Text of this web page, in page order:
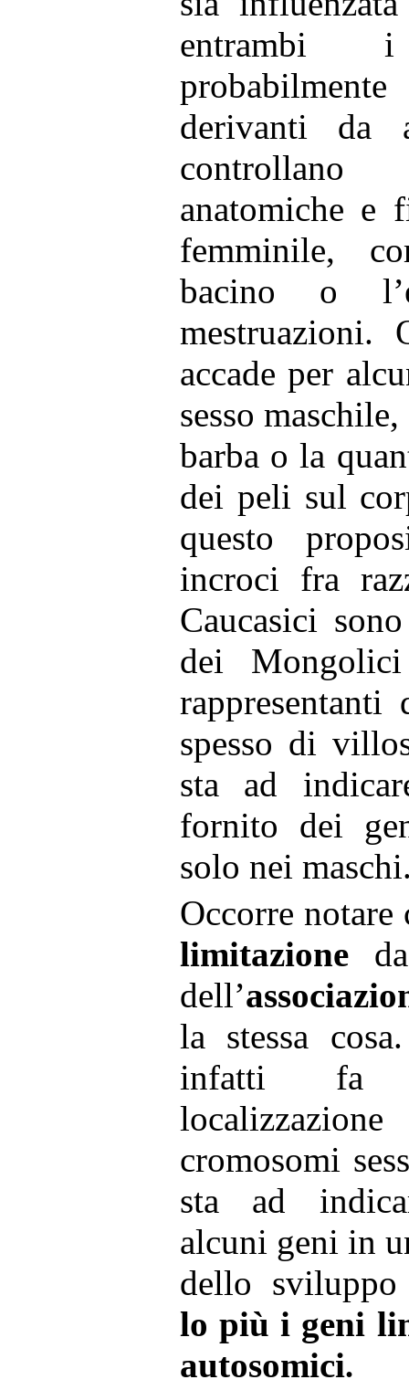
entrambi
derivanti da
anatomiche e
femminile,
bacino o
mestruazioni.
accade per
sesso
barba o la
dei peli sul
questo
incroci fra
Caucasici
dei
rappresentanti
spesso di
sta ad
fornito dei
solo nei
Occorre
limitazioneda
dell’
la stessa
infatti fa
cromosomi
sta ad
alcuni geni in
dello
lo più i geni
autosomici.